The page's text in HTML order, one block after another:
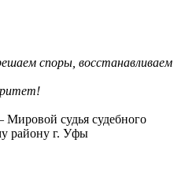
споры, восстанавливаем